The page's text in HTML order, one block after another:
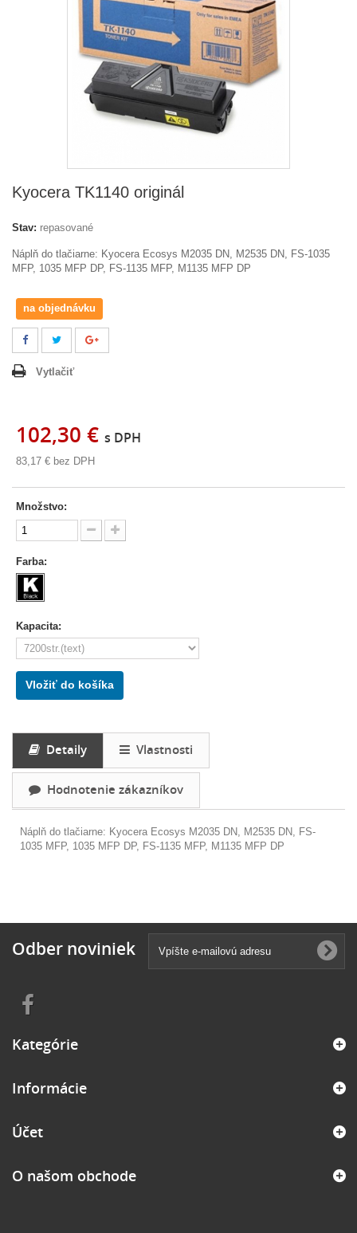
Kyocera TK1140 originál
Stav: repasované
Náplň do tlačiarne: Kyocera Ecosys M2035 DN, M2535 DN, FS-1035
MFP, 1035 MFP DP, FS-1135 MFP, M1135 MFP DP
na objednávku
Vytlačiť
102,30 € s DPH
83,17 € bez DPH
Množstvo:
Farba:
Kapacita:
Vložiť do košíka
Detaily Vlastnosti
Hodnotenie zákazníkov
Náplň do tlačiarne: Kyocera Ecosys M2035 DN, M2535 DN, FS-
1035 MFP, 1035 MFP DP, FS-1135 MFP, M1135 MFP DP
Odber noviniek
Kategórie
Informácie
Účet
O našom obchode